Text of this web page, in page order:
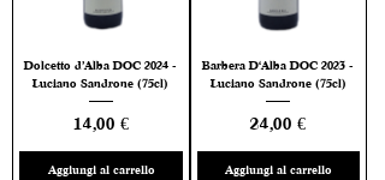
Dolcetto d’Alba DOC 2024 -
Luciano Sandrone (75cl)
Prezzo
14,00 €
Aggiungi al carrello
Barbera D'Alba DOC 2023 -
Luciano Sandrone (75cl)
Prezzo
24,00 €
Aggiungi al carrello